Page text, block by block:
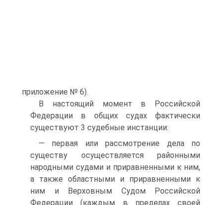
приложение № 6).
В настоящий момент в Российской
Федерации в общих судах фактиче­ски
существуют 3 судебные инстанции:
— первая или рассмотрение дела по
существу осуществляется район­ными
народными судами и приравненными к ним,
а также областными и приравненными к
ним и Верховным Судом Российской
Федерации (каж­дым в пределах своей